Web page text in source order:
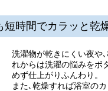
時間でカラッと乾燥
洗濯物が乾きにくい夜や
れからは洗濯の悩みをボ
めず仕上がりふんわり。
また､乾燥すれば浴室の